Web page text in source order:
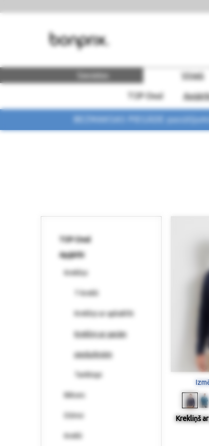
Sievietes Vīrieši
TOP-Deal
BEZMAKSAS PIEGĀDE
TOP-Deal
Apģērbi
Krekliņi
T-krekli
Krekliņi ar apkaklīti
Krekliņi ar garām
piedurknēm
Tanktopi
Bikses
Džinsi
Krekli
Krekliņš